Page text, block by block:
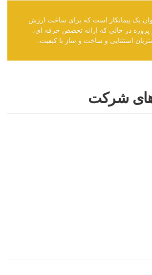
یک پیمانکار است که برای ساخت ارزش
پروژه در حالی که ارائه تخصص حرفه ای،
استثنایی و ساخت و ساز با کیفیت.
های شرکت